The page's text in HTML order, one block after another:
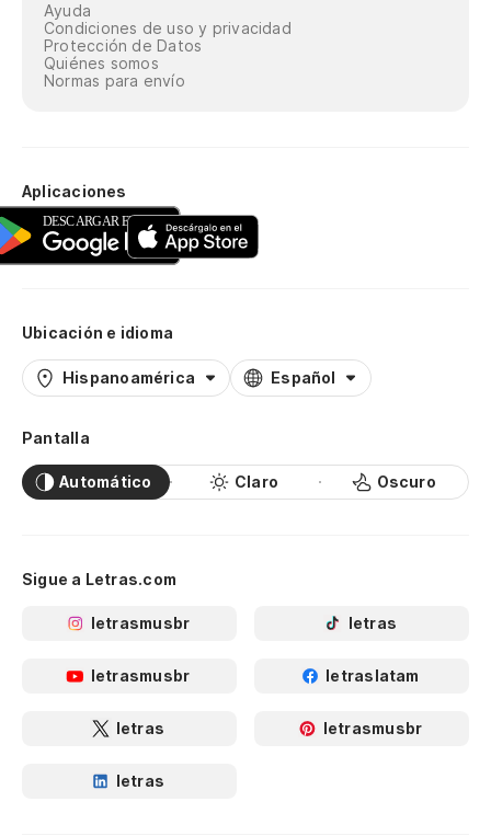
Ayuda
Condiciones de uso y privacidad
Protección de Datos
Quiénes somos
Normas para envío
Aplicaciones
Ubicación e idioma
Hispanoamérica Español
Pantalla
Automático Claro Oscuro
Sigue a Letras.com
letrasmusbr letras
letrasmusbr letraslatam
letras letrasmusbr
letras